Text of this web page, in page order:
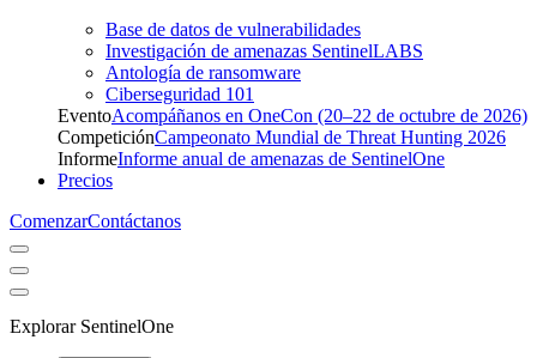
Base de datos de vulnerabilidades
Investigación de amenazas SentinelLABS
Antología de ransomware
Ciberseguridad 101
EventoAcompáñanos en OneCon (20–22 de octubre de 2026)
CompeticiónCampeonato Mundial de Threat Hunting 2026
InformeInforme anual de amenazas de SentinelOne
Precios
ComenzarContáctanos
Explorar SentinelOne